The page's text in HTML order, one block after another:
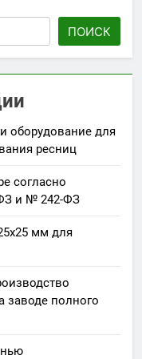
ПОИСК
оборудование для
ресниц
согласно
и № 242-ФЗ
мм для
заводе полного